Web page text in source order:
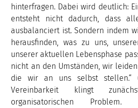
hinterfragen. Dabei wird deutlich:
entsteht nicht dadurch, dass
ausbalanciert ist. Sondern indem
herausfinden, was zu uns,
unserer aktuellen Lebensphase
nicht an den Umständen, wir
die wir an uns selbst stellen.“
Vereinbarkeit klingt
organisatorischen Problem.